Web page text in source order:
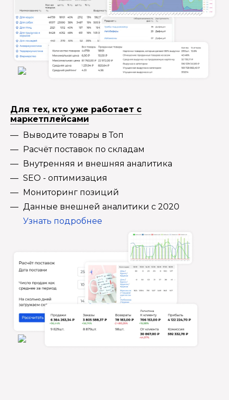
Для тех, кто уже работает с
маркетплейсами
Выводите товары в Топ
Расчёт поставок по складам
Внутренняя и внешняя аналитика
SEO - оптимизация
Мониторинг позиций
Данные внешней аналитики с 2020
Узнать подробнее